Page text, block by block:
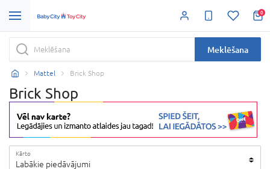
0
Meklēšana
Mattel Brick Shop
Brick Shop
Kārto
Labākie piedāvājumi